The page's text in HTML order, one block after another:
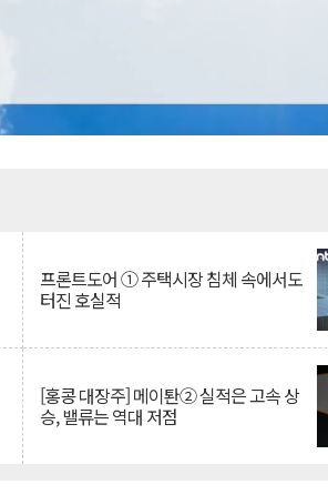
프론트도어 ① 주택시장 침체 속에서도
터진 호실적
[홍콩 대장주] 메이퇀② 실적은 고속 상
승, 밸류는 역대 저점